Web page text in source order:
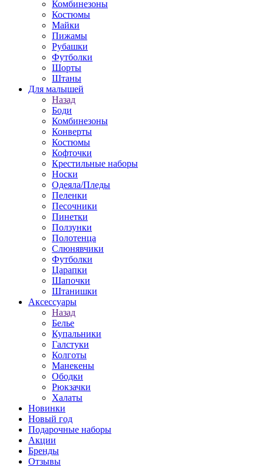
Комбинезоны
Костюмы
Майки
Пижамы
Рубашки
Футболки
Шорты
Штаны
Для малышей
Назад
Боди
Комбинезоны
Конверты
Костюмы
Кофточки
Крестильные наборы
Носки
Одеяла/Пледы
Пеленки
Песочники
Пинетки
Ползунки
Полотенца
Слюнявчики
Футболки
Царапки
Шапочки
Штанишки
Аксессуары
Назад
Белье
Купальники
Галстуки
Колготы
Манекены
Ободки
Рюкзачки
Халаты
Новинки
Новый год
Подарочные наборы
Акции
Бренды
Отзывы